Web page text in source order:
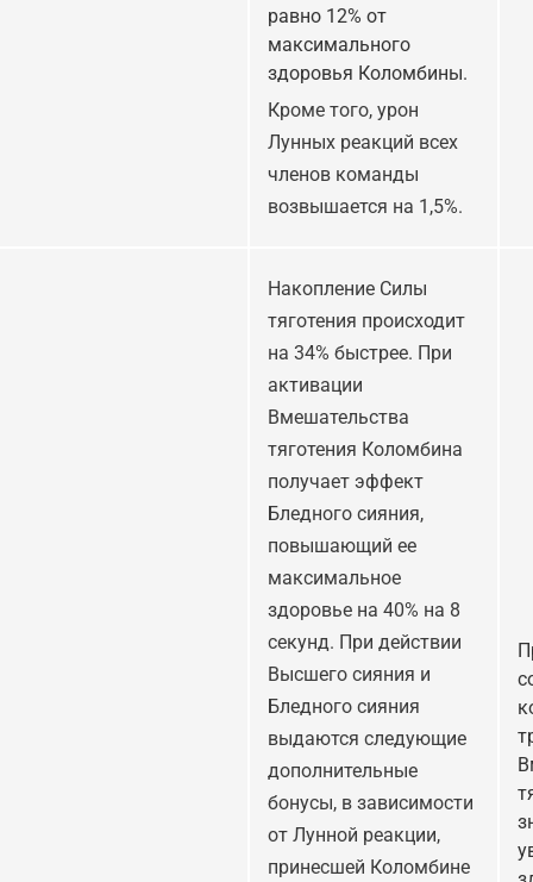
равно 12% от
максимального
здоровья Коломбины.
Кроме того, урон
Лунных реакций всех
членов команды
возвышается на 1,5%.
Накопление Силы
тяготения происходит
на 34% быстрее. При
активации
Вмешательства
тяготения Коломбина
получает эффект
Бледного сияния,
повышающий ее
максимальное
здоровье на 40% на 8
секунд. При действии
Высшего сияния и
Бледного сияния
выдаются следующие
дополнительные
бонусы, в зависимости
от Лунной реакции,
принесшей Коломбине